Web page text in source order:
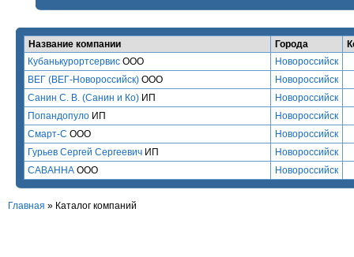
Название компании Города
Кубанькурортсервис ООО
Новороссийск
ВЕГ (ВЕГ-Новороссийск) ООО
Новороссийск
Санин С. В. (Санин и Ко) ИП
Новороссийск
Попандопуло ИП
Новороссийск
Смарт-С ООО
Новороссийск
Гурьев Сергей Сергеевич ИП
Новороссийск
САВАННА ООО Новороссийск
Главная » Каталог компаний